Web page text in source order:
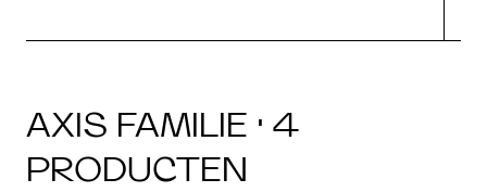
AXIS FAMILIE · 4
PRODUCTEN